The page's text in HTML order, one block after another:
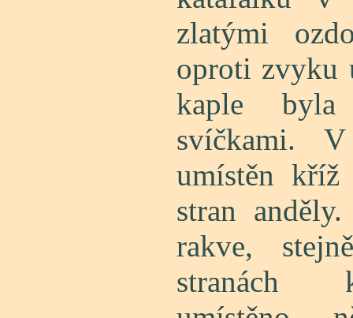
zlatými
oproti zvyku
kaple byla
svíčkami.
umístěn
stran
rakve,
stranách